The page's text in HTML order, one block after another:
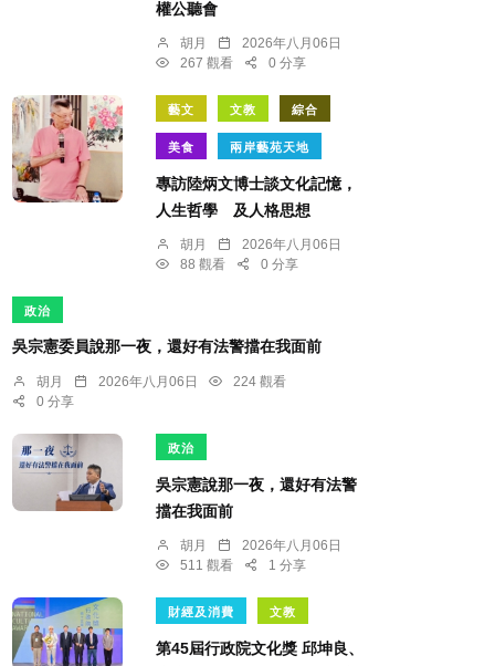
權公聽會
胡月
2026年八月06日
267 觀看
0 分享
藝文 文教 綜合
美食 兩岸藝苑天地
專訪陸炳文博士談文化記憶，
人生哲學 及人格思想
胡月
2026年八月06日
88 觀看
0 分享
政治
吳宗憲委員說那一夜，還好有法警擋在我面前
胡月 2026年八月06日
224 觀看
0 分享
政治
吳宗憲說那一夜，還好有法警
擋在我面前
胡月
2026年八月06日
511 觀看
1 分享
財經及消費 文教
第45屆行政院文化獎 邱坤良、